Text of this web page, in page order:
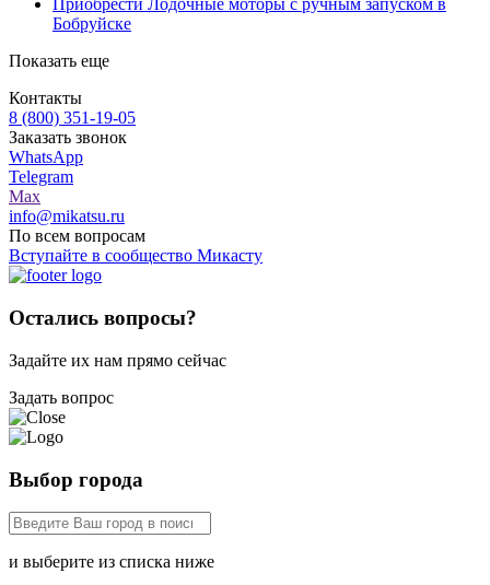
Приобрести Лодочные моторы с ручным запуском в
Бобруйске
Показать еще
Контакты
8 (800) 351-19-05
Заказать звонок
WhatsApp
Telegram
Max
info@mikatsu.ru
По всем вопросам
Вступайте в сообщество Микасту
Остались вопросы?
Задайте их нам прямо сейчас
Задать вопрос
Выбор города
и выберите из списка ниже